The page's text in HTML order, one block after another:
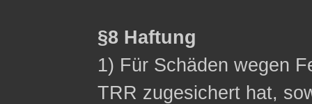
§8 Haftung
1) Für Schäden wegen
TRR zugesichert hat,